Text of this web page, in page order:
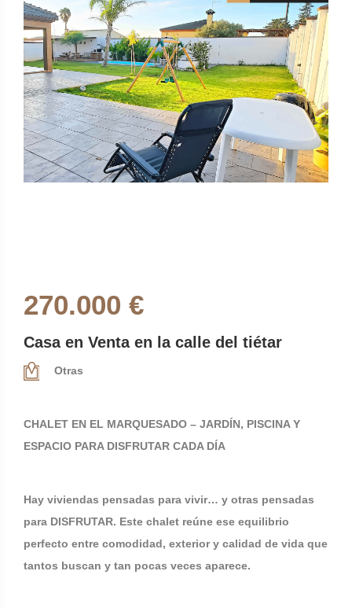
270.000 €
Casa en Venta en la calle del tiétar
Otras
CHALET EN EL MARQUESADO – JARDÍN, PISCINA Y
ESPACIO PARA DISFRUTAR CADA DÍA
Hay viviendas pensadas para vivir… y otras pensadas
para DISFRUTAR. Este chalet reúne ese equilibrio
perfecto entre comodidad, exterior y calidad de vida que
tantos buscan y tan pocas veces aparece.